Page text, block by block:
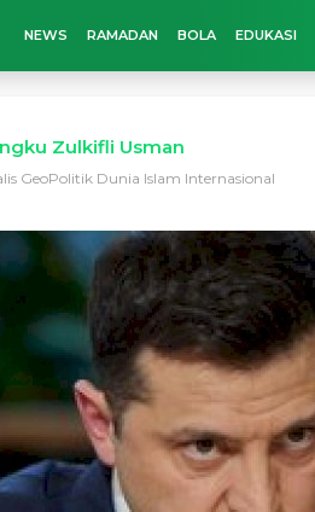
NEWS RAMADAN BOLA EDUKASI
Zulkifli Usman
GeoPolitik Dunia Islam Internasional